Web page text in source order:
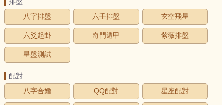
八字排盤
六壬排盤 玄空飛星
六爻起卦 奇門遁甲 紫薇排盤
星盤測試
配對
八字合婚
QQ配對 星座配對